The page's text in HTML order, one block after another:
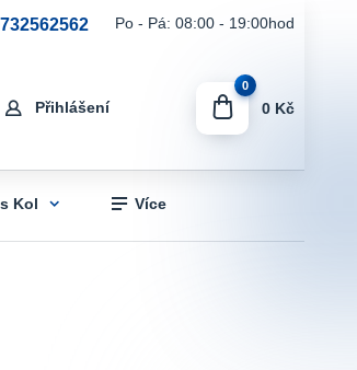
Přihlášení
Po - Pá: 08:00 - 19:00hod
0
0 Kč
Kol Více